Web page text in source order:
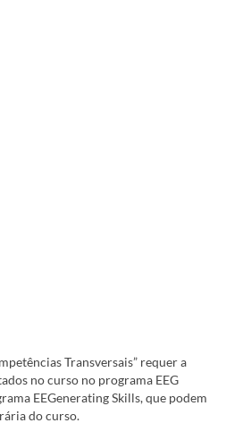
Transversais” requer a
no curso no programa EEG
EEGenerating Skills, que podem
do curso.